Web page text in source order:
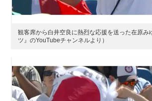
観客席から白井空良に熱烈な応援を送った在原み
ツ』のYouTubeチャンネルより）